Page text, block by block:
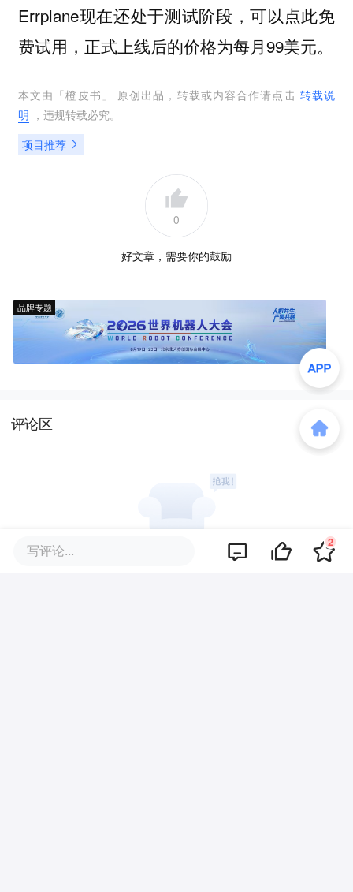
Errplane现在还处于测试阶段，可以点此免
费试用，正式上线后的价格为每月99美元。
本文由「橙皮书 」 原创出品，转载或内容合作请点击 转载说
明 ，违规转载必究。
项目推荐
0
好文章，需要你的鼓励
品牌专题
评论区
写评论... 2